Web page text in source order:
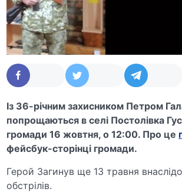
Із 36-річним захисником Петром
попрощаються в селі Постолівка
громади 16 жовтня, о 12:00. Про це
фейсбук-сторінці громади.
Герой Загинув ще 13 травня
обстрілів.